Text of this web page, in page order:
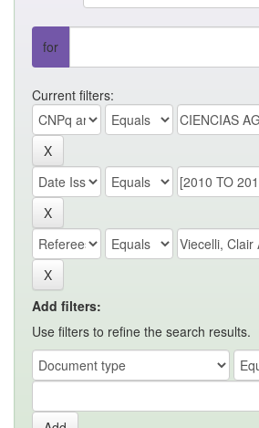
for
Current filters:
Add filters:
Use filters to refine the search results.